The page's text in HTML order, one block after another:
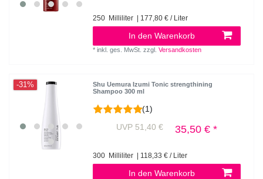
250 Milliliter | 177,80 € / Liter
In den Warenkorb
*inkl. ges. MwSt. zzgl.Versandkosten
-31%
Shu Uemura Izumi Tonic strengthining
Shampoo 300 ml
(1)
UVP 51,40 €
35,50 € *
300 Milliliter | 118,33 € / Liter
In den Warenkorb